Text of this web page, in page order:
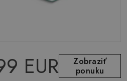
EUR
Zobraziť
ponuku